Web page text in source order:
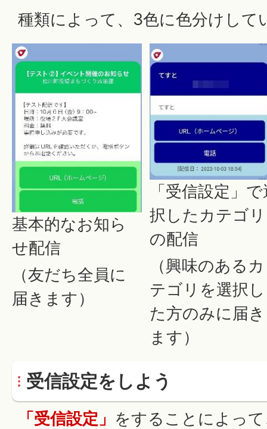
種類によって、3色に色分けして
基本的なお知ら
せ配信
（友だち全員に
届きます）
「受信設定」
択したカテゴリ
の配信
（興味のあるカ
テゴリを選択し
た方のみに届き
ます）
受信設定をしよう
「受信設定」 をすることによっ